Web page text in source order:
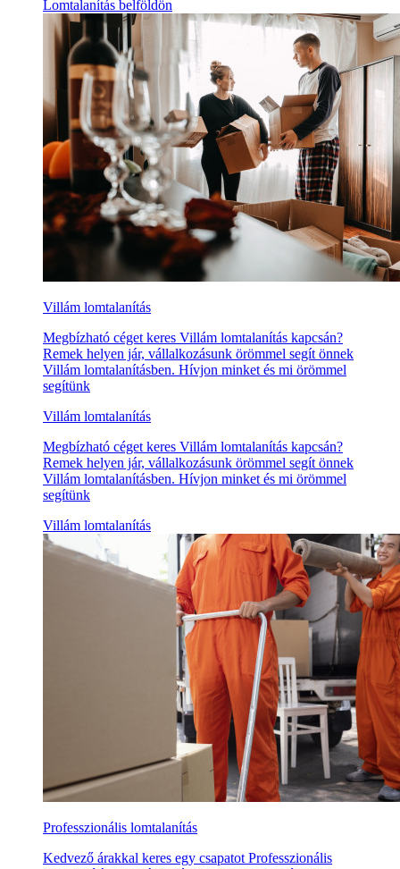
Lomtalanítás belföldön
Villám lomtalanítás
Megbízható céget keres Villám lomtalanítás kapcsán?
Remek helyen jár, vállalkozásunk örömmel segít önnek
Villám lomtalanításben. Hívjon minket és mi örömmel
segítünk
Villám lomtalanítás
Megbízható céget keres Villám lomtalanítás kapcsán?
Remek helyen jár, vállalkozásunk örömmel segít önnek
Villám lomtalanításben. Hívjon minket és mi örömmel
segítünk
Villám lomtalanítás
Professzionális lomtalanítás
Kedvező árakkal keres egy csapatot Professzionális